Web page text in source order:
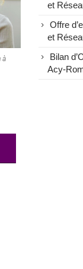
à
et
Offre
et
Bilan
Acy-